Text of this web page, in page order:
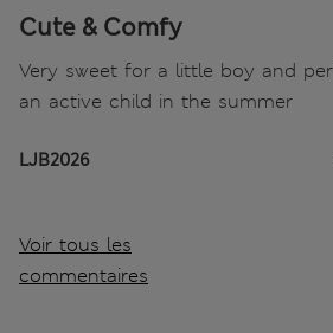
Cute & Comfy
Very sweet for a little boy and
an active child in the summer
LJB2026
Voir tous les
commentaires